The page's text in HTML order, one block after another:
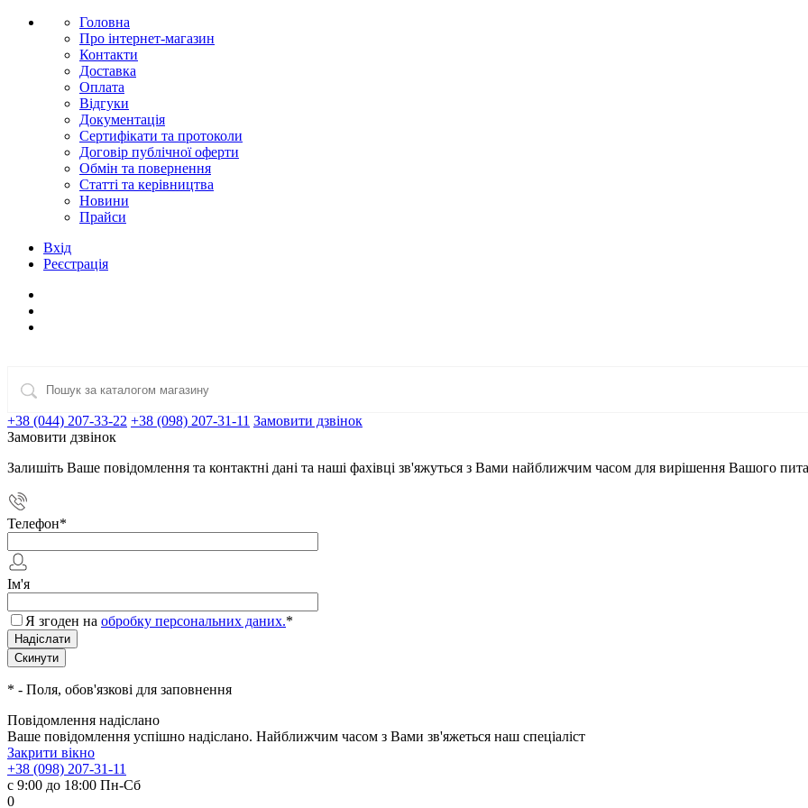
Головна
Про інтернет-магазин
Контакти
Доставка
Оплата
Відгуки
Документація
Сертифікати та протоколи
Договір публічної оферти
Обмін та повернення
Статті та керівництва
Новини
Прайси
Вхід
Реєстрація
+38 (044) 207-33-22 +38 (098) 207-31-11 Замовити дзвінок
Замовити дзвінок
Залишіть Ваше повідомлення та контактні дані та наші фахівці зв'яжуться з Вами найближчим часом для вирішення Вашого
Телефон*
Ім'я
Я згоден на обробку персональних даних.*
* - Поля, обов'язкові для заповнення
Повідомлення надіслано
Ваше повідомлення успішно надіслано. Найближчим часом з Вами зв'яжеться наш спеціаліст
Закрити вікно
+38 (098) 207-31-11
с 9:00 до 18:00 Пн-Сб
0